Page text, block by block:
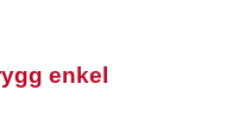
enkel